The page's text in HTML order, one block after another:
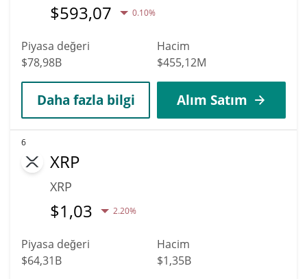
$593,07 0.10%
Piyasa değeri
$78,98B
Hacim
$455,12M
Daha fazla bilgi Alım Satım
6
XRP
XRP
$1,03 2.20%
Piyasa değeri
$64,31B
Hacim
$1,35B